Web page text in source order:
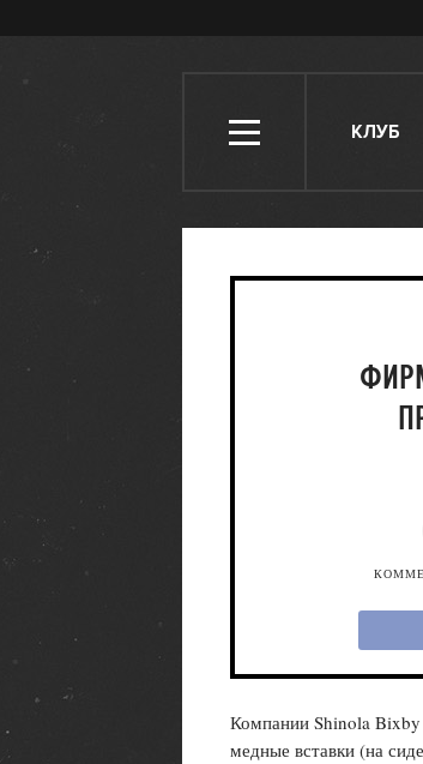
КЛУБ
Компании Shinola Bixby
медные вставки (на